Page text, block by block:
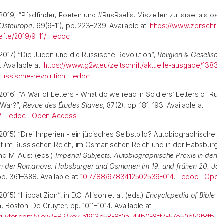
“Pfadfinder, Poeten und #RusRaelis. Miszellen zu Israel als
, 69(9-11), pp. 223–239. Available at: https://
2019/9-11/. edoc
“Die Juden und die Russische Revolution”, Religion &
Available at: https://www.g2w.eu/zeitschrift/aktuelle-ausgabe/
revolution. edoc
“A War of Letters - What do we read in Soldiers’ Letters of
Revue des Études Slaves, 87(2), pp. 181–193. Available at:
. edoc Open Access
“Drei Imperien - ein jüdisches Selbstbild? Autobiographische
im Russischen Reich, im Osmanischen Reich und in der
M. Aust (eds.) Imperial Subjects. Autobiographische Praxis in den
der Romanovs, Habsburger und Osmanen im 19. und frühen 20.
361–388. Available at: 10.7788/9783412502539-014. edoc
“Hibbat Zion”, in D.C. Allison et al. (eds.) Encyclopedia of Bible
Boston: De Gruyter, pp. 1011–1014. Available at: